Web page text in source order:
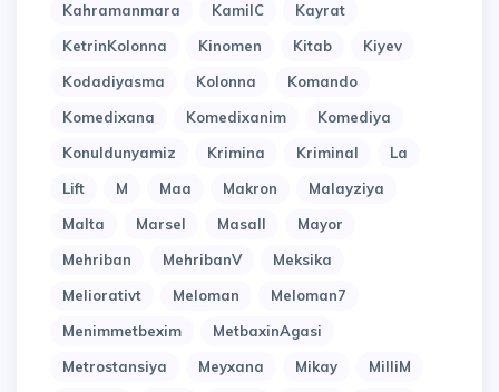
Kahramanmara
KamilC
Kayrat
KetrinKolonna
Kinomen Kitab
Kiyev
Kodadiyasma
Kolonna
Komando
Komedixana
Komedixanim
Komediya
Konuldunyamiz
Krimina Kriminal
La
Lift
M Maa Makron
Malayziya
Malta
Marsel Masall
Mayor
Mehriban
MehribanV
Meksika
Meliorativt
Meloman
Meloman7
Menimmetbexim
MetbaxinAgasi
Metrostansiya
Meyxana Mikay
MilliM